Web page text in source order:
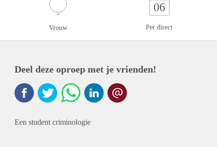
Vrouw
06
Per direct
Deel deze oproep met je vrienden!
Een student criminologie